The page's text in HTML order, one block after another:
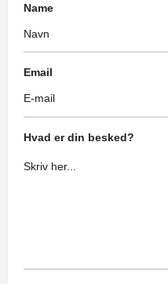
Name
Email
Hvad er din besked?